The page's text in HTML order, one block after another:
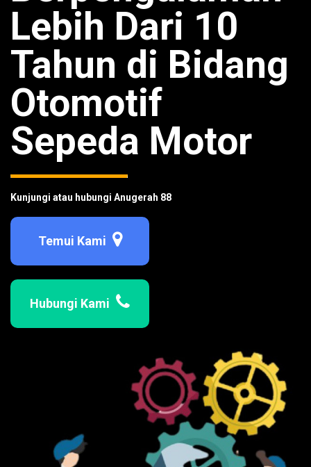
Lebih Dari 10
Tahun di Bidang
Otomotif
Sepeda Motor
Kunjungi atau hubungi Anugerah 88
Temui Kami
Hubungi Kami